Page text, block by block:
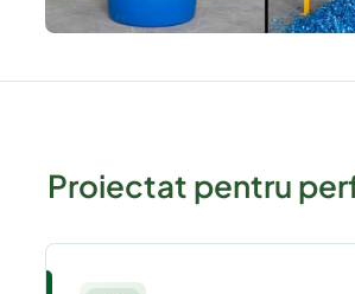
Proiectat pentru